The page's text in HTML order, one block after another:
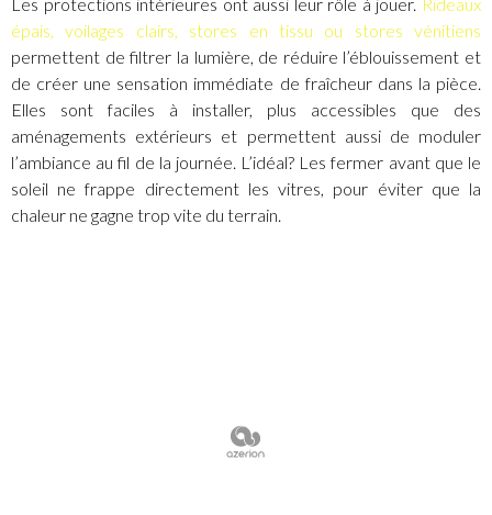
épais, voilages clairs, stores en tissu ou stores vénitiens
permettent de filtrer la lumière, de réduire l’éblouissement et
de créer une sensation immédiate de fraîcheur dans la pièce.
Elles sont faciles à installer, plus accessibles que des
aménagements extérieurs et permettent aussi de moduler
l’ambiance au fil de la journée. L’idéal? Les fermer avant que le
soleil ne frappe directement les vitres, pour éviter que la
chaleur ne gagne trop vite du terrain.